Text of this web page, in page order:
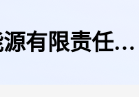
有限责任公